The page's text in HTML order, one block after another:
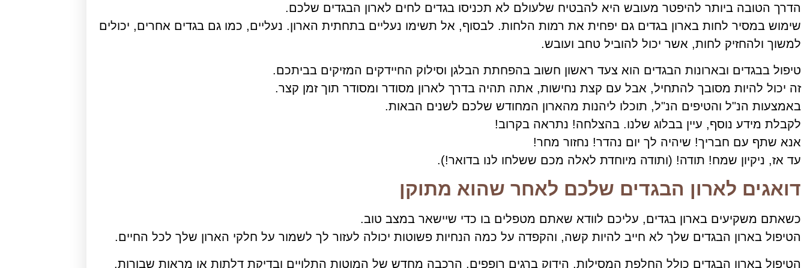
הדרך הטובה ביותר להיפטר מעובש היא להבטיח שלעולם לא תכניסו בגדים לחים לארון הבגדים שלכם.
שימוש במסיר לחות בארון בגדים גם יפחית את רמות הלחות. לבסוף, אל תשימו נעליים בתחתית הארון. נעליים, כמו גם בגדים אחרים, יכולים
למשוך ולהחזיק לחות, אשר יכול להוביל טחב ועובש.
טיפול בבגדים ובארונות הבגדים הוא צעד ראשון חשוב בהפחתת הבלגן וסילוק החיידקים המזיקים בביתכם.
זה יכול להיות מסובך להתחיל, אבל עם קצת נחישות, אתה תהיה בדרך לארון מסודר ומסודר תוך זמן קצר.
באמצעות הנ"ל והטיפים הנ"ל, תוכלו ליהנות מהארון המחודש שלכם לשנים הבאות.
לקבלת מידע נוסף, עיין בבלוג שלנו. בהצלחה! נתראה בקרוב!
אנא שתף עם חבריך! שיהיה לך יום נהדר! נחזור מחר!
עד אז, ניקיון שמח! תודה! (ותודה מיוחדת לאלה מכם ששלחו לנו בדואר!).
דואגים לארון הבגדים שלכם לאחר שהוא מתוקן
כשאתם משקיעים בארון בגדים, עליכם לוודא שאתם מטפלים בו כדי שיישאר במצב טוב.
הטיפול בארון הבגדים שלך לא חייב להיות קשה, והקפדה על כמה הנחיות פשוטות יכולה לעזור לך לשמור על חלקי הארון שלך לכל החיים.
הטיפול בארון הבגדים כולל החלפת המסילות, הידוק ברגים רופפים, הרכבה מחדש של המוטות התלויים ובדיקת דלתות או מראות שבורות.